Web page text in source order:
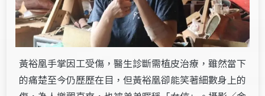
黃裕凰手掌因工受傷，醫生診斷需植皮治療，雖然當下
的痛楚至今仍歷歷在目，但黃裕凰卻能笑著細數身上的